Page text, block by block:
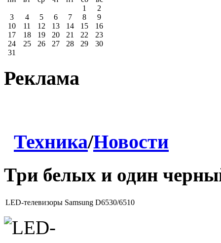
1
2
3
4 5 6 7 8
9
10
11 12 13 14 15
16
17
18 19 20 21 22
23
24
25 26 27 28 29
30
31
Реклама
Техника/Новости
Три белых и один
LED-телевизоры Samsung D6530/6510